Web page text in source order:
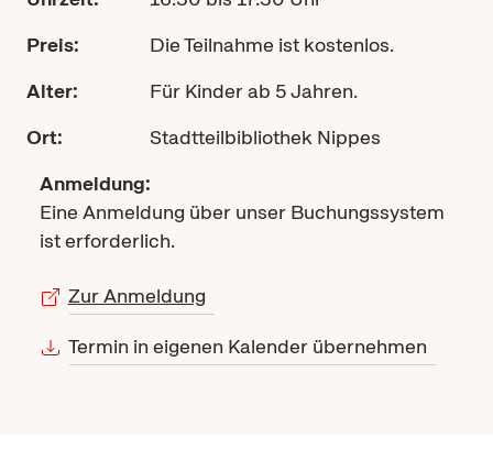
Preis:
Die Teilnahme ist kostenlos.
Alter:
Für Kinder ab 5 Jahren.
Ort:
Stadtteilbibliothek Nippes
Anmeldung:
Eine Anmeldung über unser Buchungssystem
ist erforderlich.
Zur Anmeldung
Termin in eigenen Kalender übernehmen